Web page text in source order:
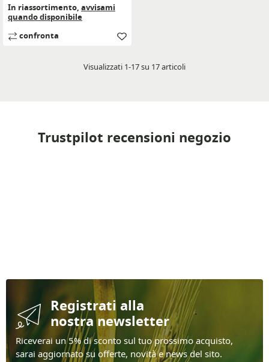
In riassortimento, avvisami
quando disponibile
confronta
Visualizzati 1-17 su 17 articoli
Trustpilot recensioni negozio
Registrati alla
nostra newsletter
Riceverai un 5% di sconto sul tuo prossimo acquisto,
sarai aggiornato su offerte, novità e news del sito.